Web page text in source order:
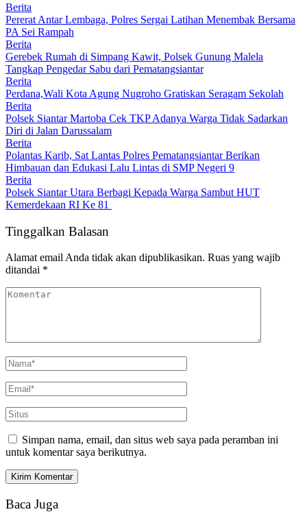
Berita
Pererat Antar Lembaga, Polres Sergai Latihan Menembak Bersama
PA Sei Rampah
Berita
Gerebek Rumah di Simpang Kawit, Polsek Gunung Malela
Tangkap Pengedar Sabu dari Pematangsiantar
Berita
Perdana,Wali Kota Agung Nugroho Gratiskan Seragam Sekolah
Berita
Polsek Siantar Martoba Cek TKP Adanya Warga Tidak Sadarkan
Diri di Jalan Darussalam
Berita
Polantas Karib, Sat Lantas Polres Pematangsiantar Berikan
Himbauan dan Edukasi Lalu Lintas di SMP Negeri 9
Berita
Polsek Siantar Utara Berbagi Kepada Warga Sambut HUT
Kemerdekaan RI Ke 81
Tinggalkan Balasan
Alamat email Anda tidak akan dipublikasikan. Ruas yang wajib
ditandai *
Simpan nama, email, dan situs web saya pada peramban ini
untuk komentar saya berikutnya.
Baca Juga